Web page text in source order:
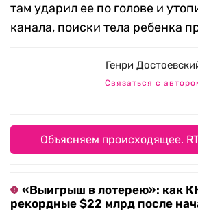
там ударил ее по голове и
канала, поиски тела ребенка
Генри
Связаться с
Объясняем происходящее.
«Выигрыш в лотерею»: как
рекордные $22 млрд после